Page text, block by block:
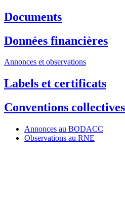
Documents
Données financières
Annonces et observations
Labels et certificats
Conventions collectives
Annonces au BODACC
Observations au RNE